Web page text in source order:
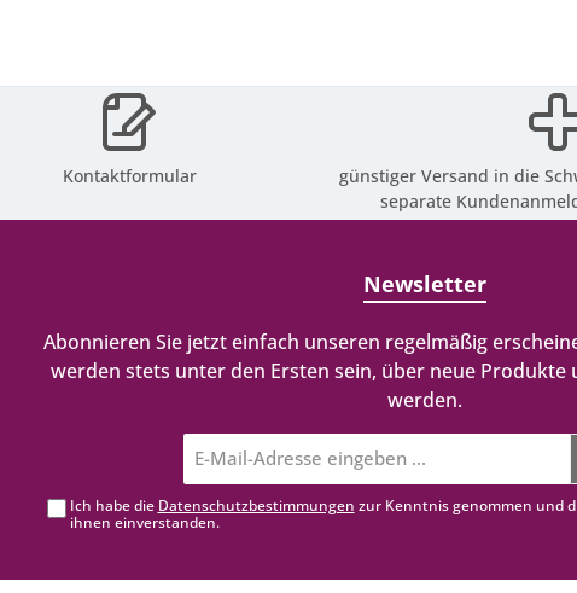
Kontaktformular günstiger Versand in die
separate
Newsletter
Abonnieren Sie jetzt einfach unseren regelmäßig
werden stets unter den Ersten sein, über neue
werden.
Mail-
Adresse*
Ich habe die Datenschutzbestimmungen zur Kenntnis genommen und
ihnen einverstanden.